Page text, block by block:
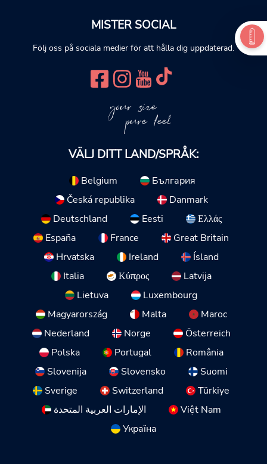
MISTER SOCIAL
Följ oss på sociala medier för att hålla dig uppdaterad.
your size
pure feel
VÄLJ DITT LAND/SPRÅK:
Belgium
България
Česká republika
Danmark
Deutschland
Eesti
Ελλάς
España
France
Great Britain
Hrvatska
Ireland
Ísland
Italia
Κύπρος
Latvija
Lietuva
Luxembourg
Magyarország
Malta
Maroc
Nederland
Norge
Österreich
Polska
Portugal
România
Slovenija
Slovensko
Suomi
Sverige
Switzerland
Türkiye
الإمارات العربية المتحدة
Việt Nam
Україна